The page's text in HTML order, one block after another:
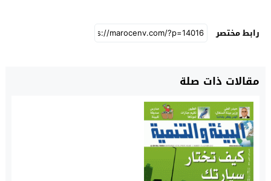
رابط مختصر
مقالات ذات صلة